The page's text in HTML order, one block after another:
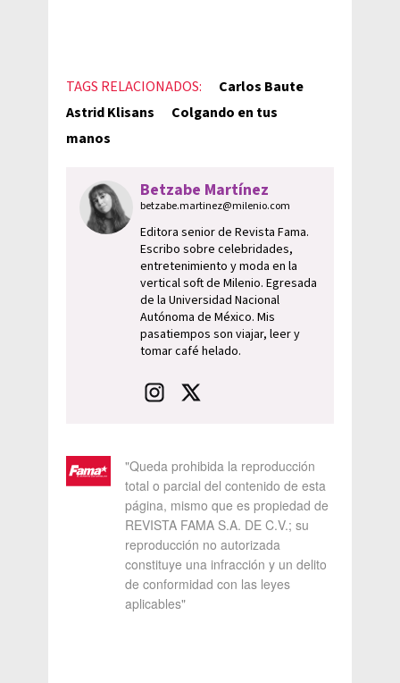
TAGS RELACIONADOS:
Carlos Baute
Astrid Klisans
Colgando en tus
manos
Betzabe Martínez
betzabe.martinez@milenio.com
Editora senior de Revista Fama.
Escribo sobre celebridades,
entretenimiento y moda en la
vertical soft de Milenio. Egresada
de la Universidad Nacional
Autónoma de México. Mis
pasatiempos son viajar, leer y
tomar café helado.
"Queda prohibida la reproducción
total o parcial del contenido de esta
página, mismo que es propiedad de
REVISTA FAMA S.A. DE C.V.; su
reproducción no autorizada
constituye una infracción y un delito
de conformidad con las leyes
aplicables"